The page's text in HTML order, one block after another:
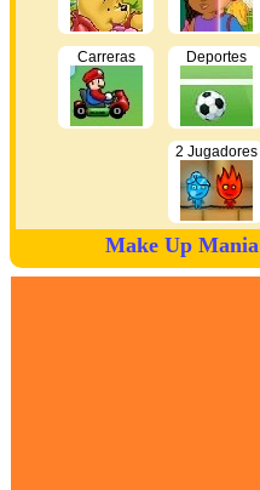
Carreras Deportes
2 Jugadores
Make Up Mania